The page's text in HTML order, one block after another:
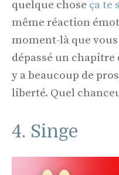
quelque chose ça te
même réaction
moment-là que
dépassé un
y a beaucoup de
liberté. Quel
4. Singe